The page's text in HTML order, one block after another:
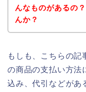
んなものがあるの
んか？
もしも、こちらの記
の商品の支払い方法
込み、代引などがあ